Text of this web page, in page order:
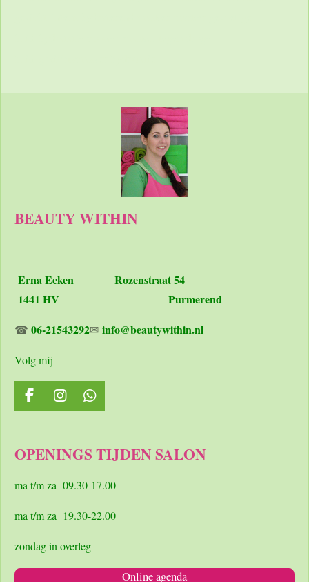
BEAUTY WITHIN
Erna Eeken Rozenstraat 54
1441 HV Purmerend
☎ 06-21543292✉ info@beautywithin.nl
Volg mij
F
a
b
o
I
n
a
r
m
W
h
s
p
OPENINGS TIJDEN SALON
ma t/m za 09.30-17.00
ma t/m za 19.30-22.00
zondag in overleg
Online agenda